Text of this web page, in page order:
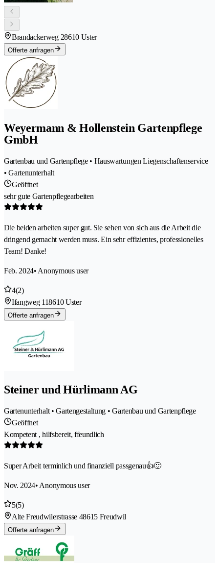
Brandackerweg 28610 Uster
Offerte anfragen
Weyermann & Hollenstein Gartenpflege
GmbH
Gartenbau und Gartenpflege • Hauswartungen Liegenschaftenservice
• Gartenunterhalt
Geöffnet
sehr gute Gartenpflegearbeiten
Die beiden arbeiten super gut. Sie sehen von sich aus die Arbeit die
dringend gemacht werden muss. Ein sehr effizientes, professionelles
Team! Danke!
Feb. 2024• Anonymous user
4(2)
Ifangweg 118610 Uster
Offerte anfragen
Steiner und Hürlimann AG
Gartenunterhalt • Gartengestaltung • Gartenbau und Gartenpflege
Geöffnet
Kompetent , hilfsbereit, ffeundlich
Super Arbeit terminlich und finanziell passgenau👍🙂
Nov. 2024• Anonymous user
5(5)
Alte Freudwilerstrasse 48615 Freudwil
Offerte anfragen